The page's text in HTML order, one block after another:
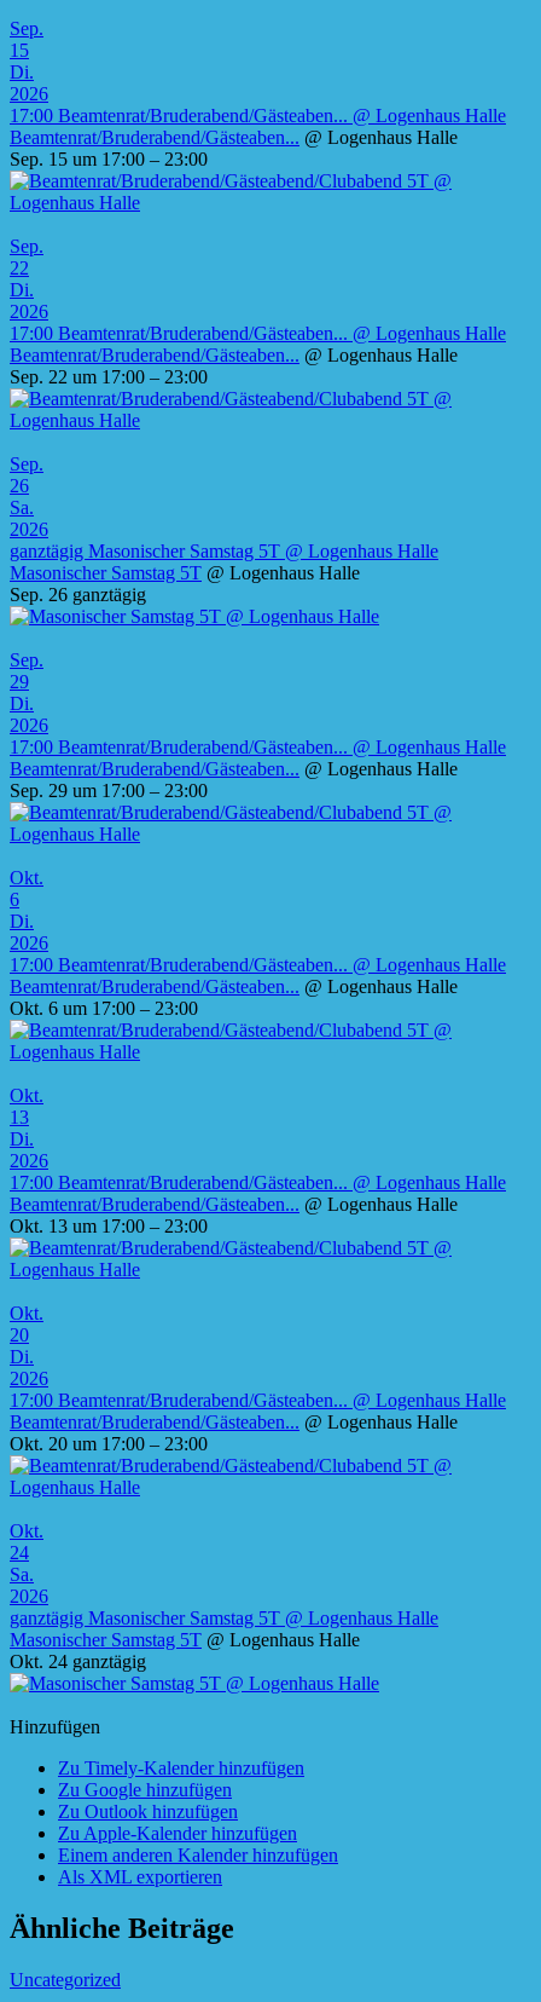
Sep.
15
Di.
2026
17:00 Beamtenrat/Bruderabend/Gästeaben... @ Logenhaus Halle
Beamtenrat/Bruderabend/Gästeaben... @ Logenhaus Halle
Sep. 15 um 17:00 – 23:00
Sep.
22
Di.
2026
17:00 Beamtenrat/Bruderabend/Gästeaben... @ Logenhaus Halle
Beamtenrat/Bruderabend/Gästeaben... @ Logenhaus Halle
Sep. 22 um 17:00 – 23:00
Sep.
26
Sa.
2026
ganztägig Masonischer Samstag 5T @ Logenhaus Halle
Masonischer Samstag 5T @ Logenhaus Halle
Sep. 26 ganztägig
Sep.
29
Di.
2026
17:00 Beamtenrat/Bruderabend/Gästeaben... @ Logenhaus Halle
Beamtenrat/Bruderabend/Gästeaben... @ Logenhaus Halle
Sep. 29 um 17:00 – 23:00
Okt.
6
Di.
2026
17:00 Beamtenrat/Bruderabend/Gästeaben... @ Logenhaus Halle
Beamtenrat/Bruderabend/Gästeaben... @ Logenhaus Halle
Okt. 6 um 17:00 – 23:00
Okt.
13
Di.
2026
17:00 Beamtenrat/Bruderabend/Gästeaben... @ Logenhaus Halle
Beamtenrat/Bruderabend/Gästeaben... @ Logenhaus Halle
Okt. 13 um 17:00 – 23:00
Okt.
20
Di.
2026
17:00 Beamtenrat/Bruderabend/Gästeaben... @ Logenhaus Halle
Beamtenrat/Bruderabend/Gästeaben... @ Logenhaus Halle
Okt. 20 um 17:00 – 23:00
Okt.
24
Sa.
2026
ganztägig Masonischer Samstag 5T @ Logenhaus Halle
Masonischer Samstag 5T @ Logenhaus Halle
Okt. 24 ganztägig
Hinzufügen
Zu Timely-Kalender hinzufügen
Zu Google hinzufügen
Zu Outlook hinzufügen
Zu Apple-Kalender hinzufügen
Einem anderen Kalender hinzufügen
Als XML exportieren
Ähnliche Beiträge
Uncategorized